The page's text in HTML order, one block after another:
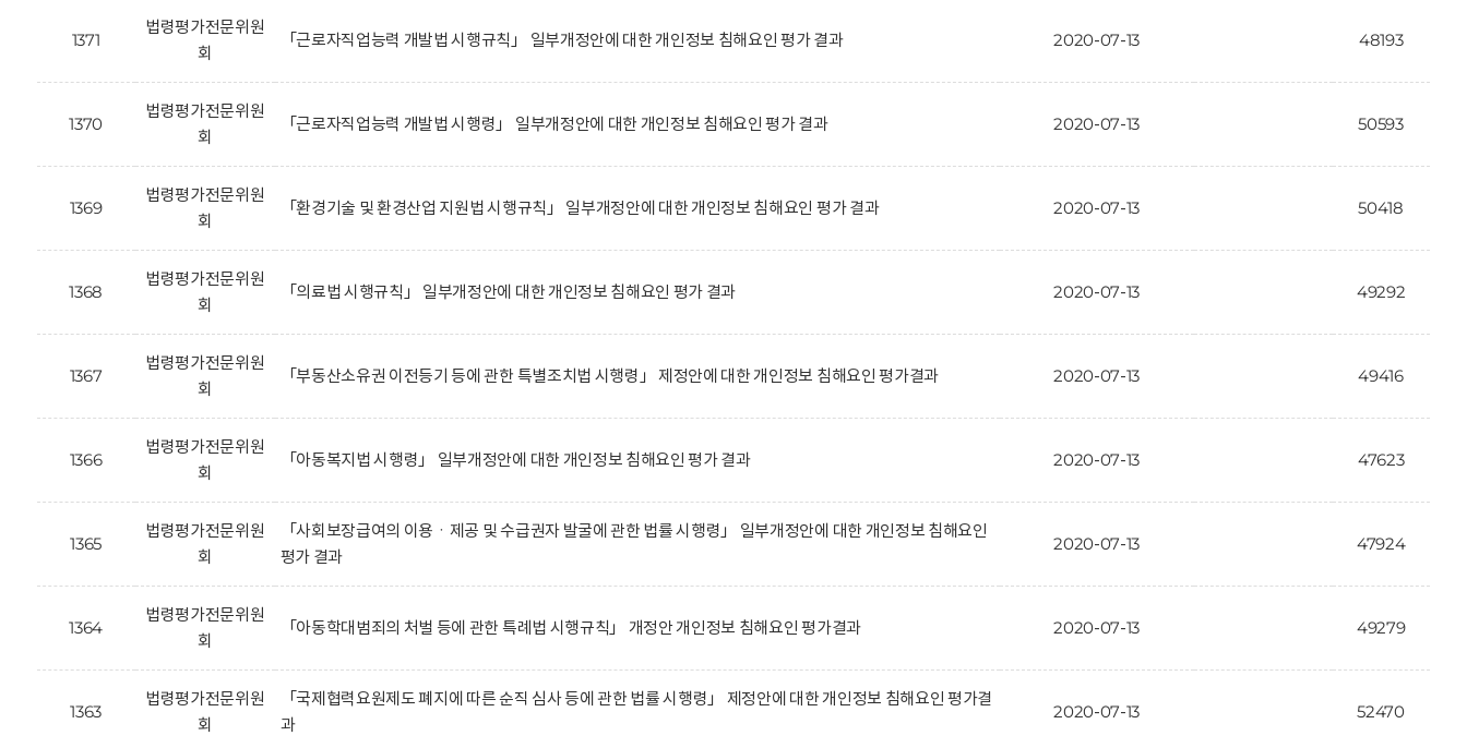
1371
법령평가전문위원
회
「근로자직업능력 개발법 시행규칙」 일부개정안에 대한 개인정보 침해요인 평가 결과 2020-07-13 48193
1370
법령평가전문위원
회
「근로자직업능력 개발법 시행령」 일부개정안에 대한 개인정보 침해요인 평가 결과 2020-07-13 50593
1369
법령평가전문위원
회
「환경기술 및 환경산업 지원법 시행규칙」 일부개정안에 대한 개인정보 침해요인 평가 결과 2020-07-13 50418
1368
법령평가전문위원
회
「의료법 시행규칙」 일부개정안에 대한 개인정보 침해요인 평가 결과 2020-07-13 49292
1367
법령평가전문위원
회
「부동산소유권 이전등기 등에 관한 특별조치법 시행령」 제정안에 대한 개인정보 침해요인 평가결과 2020-07-13 49416
1366
법령평가전문위원
회
「아동복지법 시행령」 일부개정안에 대한 개인정보 침해요인 평가 결과 2020-07-13 47623
1365
법령평가전문위원
회
「사회보장급여의 이용ㆍ제공 및 수급권자 발굴에 관한 법률 시행령」 일부개정안에 대한 개인정보 침해요인
평가 결과
2020-07-13 47924
1364
법령평가전문위원
회
「아동학대범죄의 처벌 등에 관한 특례법 시행규칙」 개정안 개인정보 침해요인 평가결과 2020-07-13 49279
1363
법령평가전문위원
회
「국제협력요원제도 폐지에 따른 순직 심사 등에 관한 법률 시행령」 제정안에 대한 개인정보 침해요인 평가결
과
2020-07-13 52470